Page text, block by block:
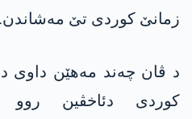
زمانێ کوردی تێ مەشاندن.
د ڤان چەند مەھێن داوی
کوردی دئاخڤین